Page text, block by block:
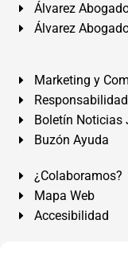
Álvarez
Álvarez
Marketing y
Boletín Noticias
Buzón Ayuda
¿Colaboramos?
Mapa Web
Accesibilidad
Álvarez